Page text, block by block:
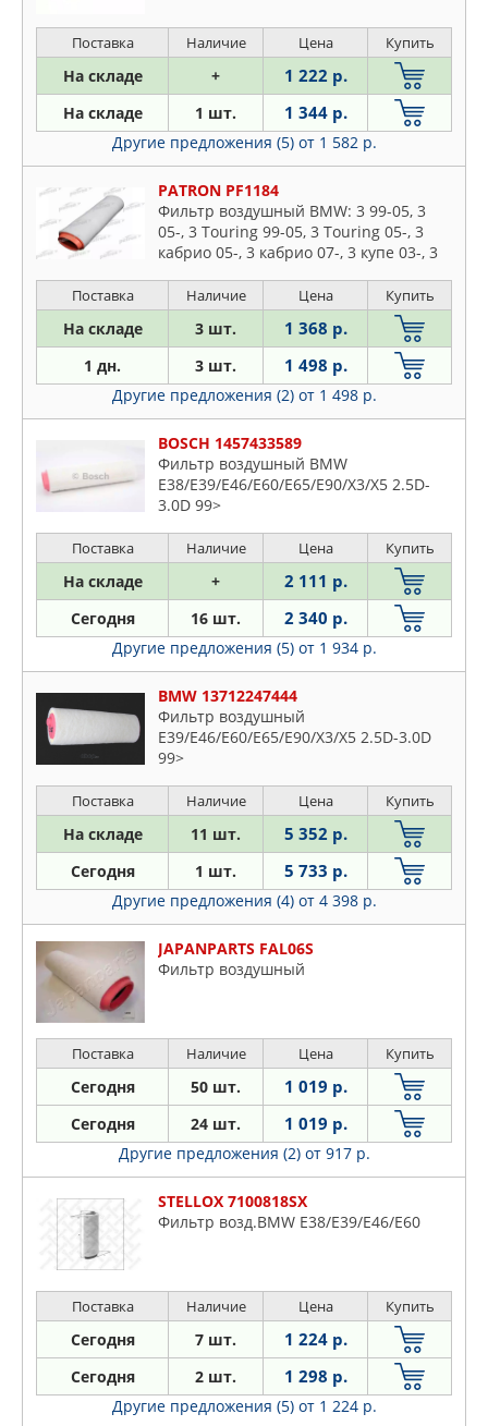
Поставка Наличие Цена Купить
На складе + 1 222 р.
На складе 1 шт. 1 344 р.
Другие предложения (5) от 1 582 р.
PATRON PF1184
Фильтр воздушный BMW: 3 99-05, 3
05-, 3 Touring 99-05, 3 Touring 05-, 3
кабрио 05-, 3 кабрио 07-, 3 купе 03-, 3
Поставка Наличие Цена Купить
На складе 3 шт. 1 368 р.
1 дн. 3 шт. 1 498 р.
Другие предложения (2) от 1 498 р.
BOSCH 1457433589
Фильтр воздушный BMW
E38/E39/E46/E60/E65/E90/X3/X5 2.5D-
3.0D 99>
Поставка Наличие Цена Купить
На складе + 2 111 р.
Сегодня 16 шт. 2 340 р.
Другие предложения (5) от 1 934 р.
BMW 13712247444
Фильтр воздушный
E39/E46/E60/E65/E90/X3/X5 2.5D-3.0D
99>
Поставка Наличие Цена Купить
На складе 11 шт. 5 352 р.
Сегодня 1 шт. 5 733 р.
Другие предложения (4) от 4 398 р.
JAPANPARTS FAL06S
Фильтр воздушный
Поставка Наличие Цена Купить
Сегодня 50 шт. 1 019 р.
Сегодня 24 шт. 1 019 р.
Другие предложения (2) от 917 р.
STELLOX 7100818SX
Фильтр возд.BMW E38/E39/E46/E60
Поставка Наличие Цена Купить
Сегодня 7 шт. 1 224 р.
Сегодня 2 шт. 1 298 р.
Другие предложения (5) от 1 224 р.